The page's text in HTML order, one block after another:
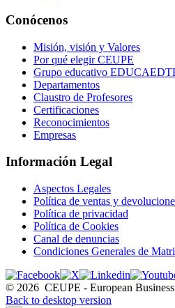
Conócenos
Misión, visión y Valores
Por qué elegir CEUPE
Grupo educativo
Departamentos
Claustro de Profesores
Certificaciones
Reconocimientos
Empresas
Información Legal
Aspectos Legales
Política de ventas y
Política de privacidad
Política de Cookies
Canal de denuncias
Condiciones Generales de
© 2026 CEUPE - European
Back to desktop version